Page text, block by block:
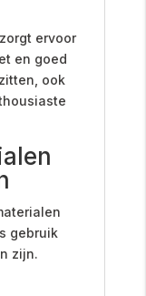
ervoor
en goed
ook
gebruik
zijn.